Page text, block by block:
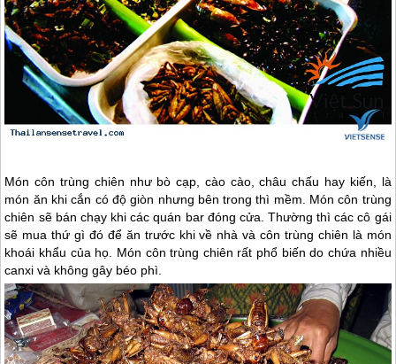
Món côn trùng chiên như bò cạp, cào cào, châu chấu hay kiến, là
món ăn khi cắn có độ giòn nhưng bên trong thì mềm. Món côn trùng
chiên sẽ bán chạy khi các quán bar đóng cửa. Thường thì các cô gái
sẽ mua thứ gì đó để ăn trước khi về nhà và côn trùng chiên là món
khoái khẩu của họ. Món côn trùng chiên rất phổ biến do chứa nhiều
canxi và không gây béo phì.